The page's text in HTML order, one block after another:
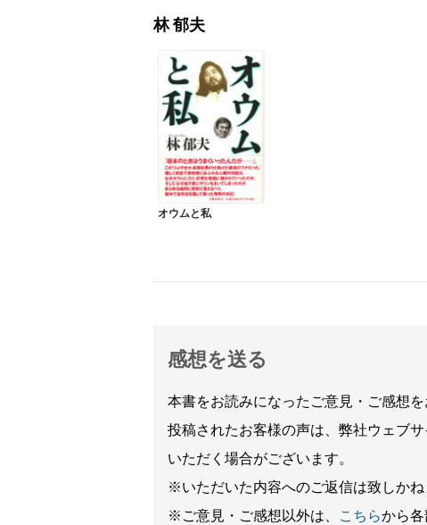
林 郁夫
オウムと私
感想を送る
本書をお読みになったご意見・ご感想を
投稿されたお客様の声は、弊社ウェブ
いただく場合がございます。
※いただいた内容へのご返信は致しかね
※ご意見・ご感想以外は、
こちらから各